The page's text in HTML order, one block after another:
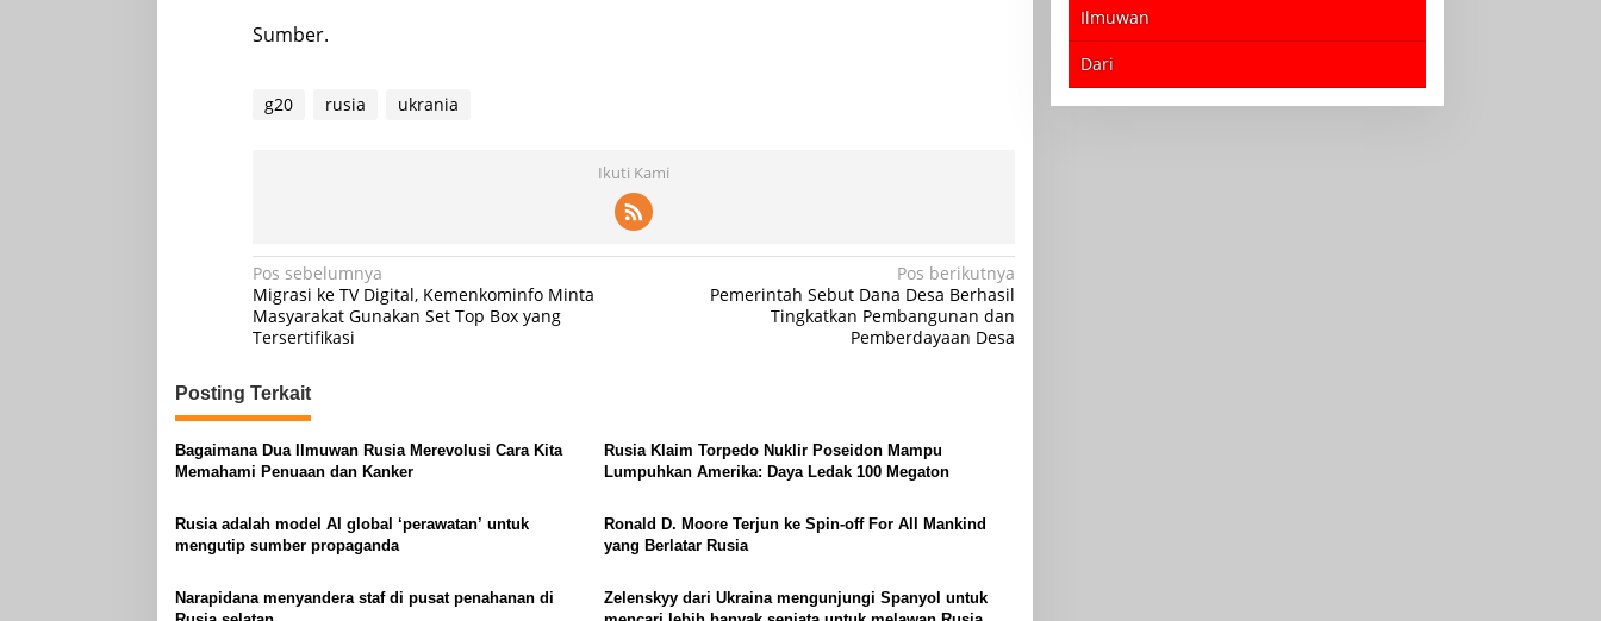
Sumber.
g20 rusia ukrania
Ikuti Kami
Navigasi
pos
Pos sebelumnya
Migrasi ke TV Digital, Kemenkominfo Minta
Masyarakat Gunakan Set Top Box yang
Tersertifikasi
Pos berikutnya
Pemerintah Sebut Dana Desa Berhasil
Tingkatkan Pembangunan dan
Pemberdayaan Desa
Posting Terkait
Bagaimana Dua Ilmuwan Rusia Merevolusi Cara Kita
Memahami Penuaan dan Kanker
Rusia Klaim Torpedo Nuklir Poseidon Mampu
Lumpuhkan Amerika: Daya Ledak 100 Megaton
Rusia adalah model AI global ‘perawatan’ untuk
mengutip sumber propaganda
Ronald D. Moore Terjun ke Spin-off For All Mankind
yang Berlatar Rusia
Narapidana menyandera staf di pusat penahanan di
Zelenskyy dari Ukraina mengunjungi Spanyol untuk
Ilmuwan
Dari